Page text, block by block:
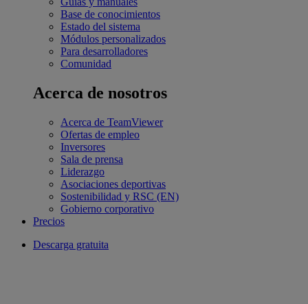
Base de conocimientos
Estado del sistema
Módulos personalizados
Para desarrolladores
Comunidad
Acerca de nosotros
Acerca de TeamViewer
Ofertas de empleo
Inversores
Sala de prensa
Liderazgo
Asociaciones deportivas
Sostenibilidad y RSC (EN)
Gobierno corporativo
Precios
Descarga gratuita